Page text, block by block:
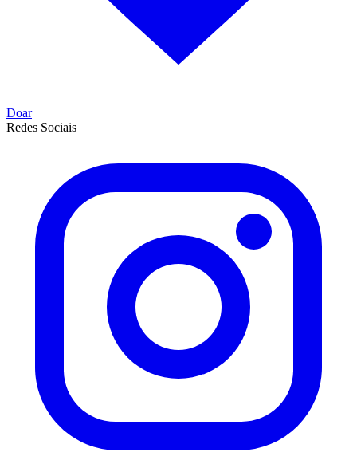
Doar
Redes Sociais